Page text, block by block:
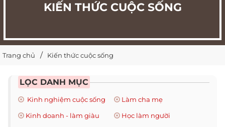
KIẾN THỨC CUỘC SỐNG
Trang chủ Kiến thức cuộc sống
LỌC DANH MỤC
Kinh nghiệm cuộc sống
Làm cha mẹ
Kinh doanh - làm giàu
Học làm người